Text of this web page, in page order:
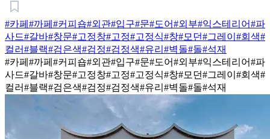
#카페 #까페 #커피숍#외관#입구#문#도어#외부#익스테리어#파
사드#갈바#창문#고정창#고정#고정식#창#모던#그레이 #회색#
컬러#블랙#검은색#검정#검정색#유리 #벽돌#돌#석재
#카페 #까페 #커피숍#외관#입구#문#도어#외부#익스테리어#파
사드#갈바#창문#고정창#고정#고정식#창#모던#그레이 #회색#
컬러#블랙#검은색#검정#검정색#유리 #벽돌#돌#석재